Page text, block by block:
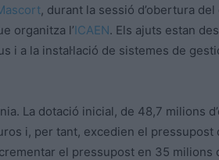
, durant la sessió d’obertura del
organitza l’ICAEN. Els ajuts estan
i a la instal·lació de sistemes de
La dotació inicial, de 48,7 milions
i, per tant, excedien el pressupost
el pressupost en 35 milions